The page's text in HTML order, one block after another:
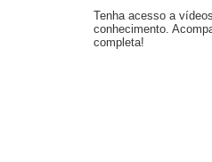
Tenha acesso a
conhecimento.
completa!